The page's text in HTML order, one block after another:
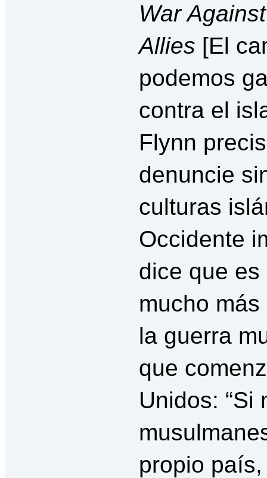
War
Allies [El
podemos
contra el
Flynn
denuncie
culturas
Occidente
dice que es
mucho más
la guerra
que
Unidos: “Si
propio